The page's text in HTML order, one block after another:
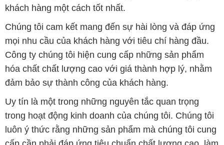
khách hàng một cách tốt nhất.
Chúng tôi cam kết mang đến sự hài lòng và đáp ứng
mọi nhu cầu của khách hàng với tiêu chí hàng đầu.
Công ty chúng tôi hiện cung cấp những sản phẩm
hóa chất chất lượng cao với giá thành hợp lý, nhằm
đảm bảo sự thành công của khách hàng.
Uy tín là một trong những nguyên tắc quan trọng
trong hoạt động kinh doanh của chúng tôi. Chúng tôi
luôn ý thức rằng những sản phẩm mà chúng tôi cung